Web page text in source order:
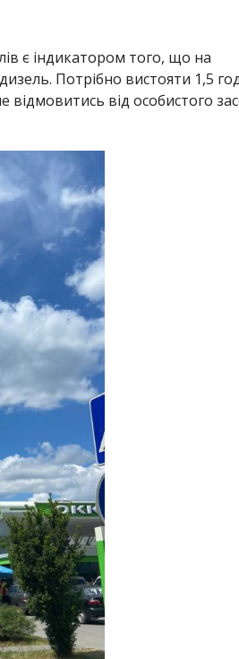
є індикатором того, що на
Потрібно вистояти 1,5
від особистого